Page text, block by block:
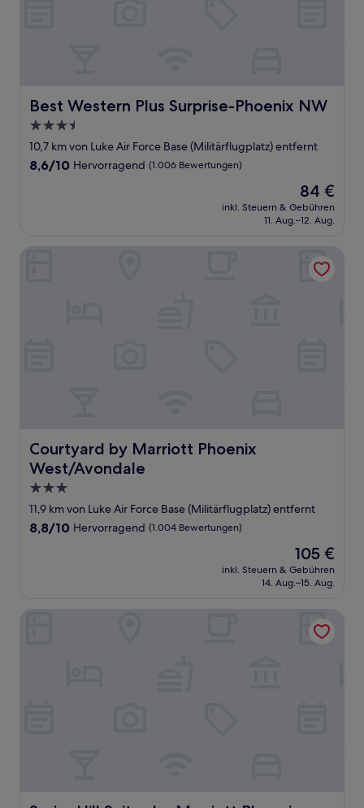
Best Western Plus Surprise-Phoenix NW
Best Western Plus Surprise-Phoenix NW
3.5-
Sterne-
Unterkunft
10,7 km von Luke Air Force Base (Militärflugplatz) entfernt
8.6
8,6/10 Hervorragend (1.006 Bewertungen)
Der
Preis
beträgt
84 €
inkl. Steuern & Gebühren
11. Aug.–12. Aug.
Courtyard by Marriott Phoenix
West/Avondale
Courtyard by Marriott Phoenix West/Avondale
3.0-
Sterne-
Unterkunft
11,9 km von Luke Air Force Base (Militärflugplatz) entfernt
8.8
8,8/10 Hervorragend (1.004 Bewertungen)
Der
Preis
beträgt
105 €
inkl. Steuern & Gebühren
14. Aug.–15. Aug.